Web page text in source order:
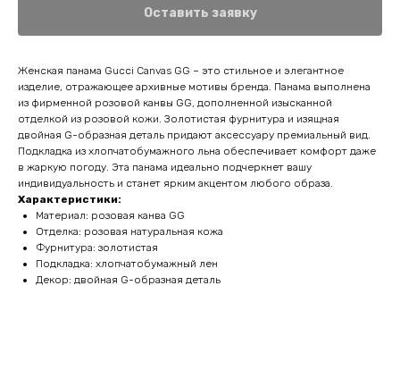
Оставить заявку
Женская панама Gucci Canvas GG – это стильное и элегантное
изделие, отражающее архивные мотивы бренда. Панама выполнена
из фирменной розовой канвы GG, дополненной изысканной
отделкой из розовой кожи. Золотистая фурнитура и изящная
двойная G-образная деталь придают аксессуару премиальный вид.
Подкладка из хлопчатобумажного льна обеспечивает комфорт даже
в жаркую погоду. Эта панама идеально подчеркнет вашу
индивидуальность и станет ярким акцентом любого образа.
Характеристики:
Материал: розовая канва GG
Отделка: розовая натуральная кожа
Фурнитура: золотистая
Подкладка: хлопчатобумажный лен
Декор: двойная G-образная деталь